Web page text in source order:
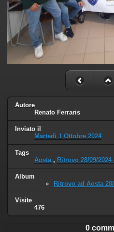
Autore
Renato Ferraris
Inviato il
Martedì 1 Ottobre 2024
Tags
Aosta , Ritrovo 28/09/
Album
Ritrovo ad Aosta
Visite
476
0